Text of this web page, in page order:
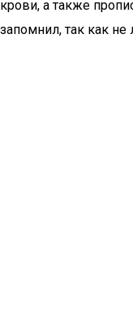
крови, а также
запомнил, так как